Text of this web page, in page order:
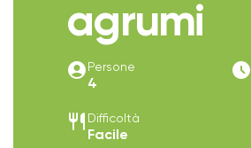
agrumi
account_circle Persone
4
access_time_filled
restaurant Difficoltà
Facile